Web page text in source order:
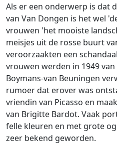
Als er een onderwerp is dat
van Van Dongen is het wel
vrouwen 'het mooiste
meisjes uit de rosse buurt
veroorzaakten een
vrouwen werden in 1949
Boymans-van Beuningen
rumoer dat erover was
vriendin van Picasso en
van Brigitte Bardot. Vaak
felle kleuren en met grote
zeer bekend geworden.